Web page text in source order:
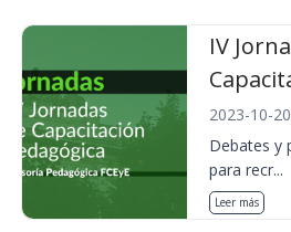
IV
2023-10-
Debates y
para recr...
Leer más